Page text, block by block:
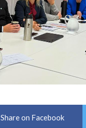
Share on Facebook